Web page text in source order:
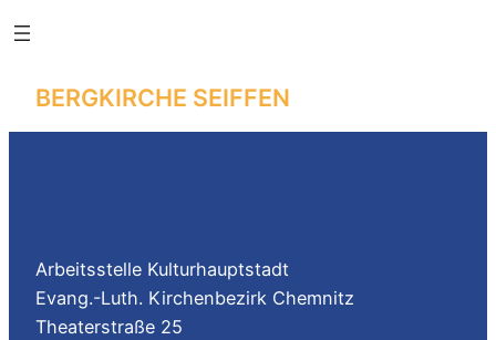
Skip
BERGKIRCHE SEIFFEN
Arbeitsstelle Kulturhauptstadt
Evang.-Luth. Kirchenbezirk Chemnitz
Theaterstraße 25